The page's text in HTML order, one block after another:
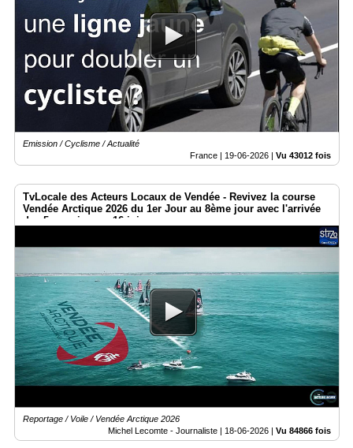
Emission / Cyclisme / Actualité
France | 19-06-2026 | Vu 43012 fois
TvLocale des Acteurs Locaux de Vendée - Revivez la course
Vendée Arctique 2026 du 1er Jour au 8ème jour avec l'arrivée
des 5 premiers ce 16 juin.
Reportage / Voile / Vendée Arctique 2026
Michel Lecomte - Journaliste | 18-06-2026 | Vu 84866 fois